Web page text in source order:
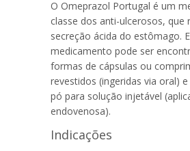
O Omeprazol Portugal é um
classe dos anti-ulcerosos, que
secreção ácida do estômago.
medicamento pode ser
formas de cápsulas ou
revestidos (ingeridas via oral)
pó para solução injetável
endovenosa).
Indicações